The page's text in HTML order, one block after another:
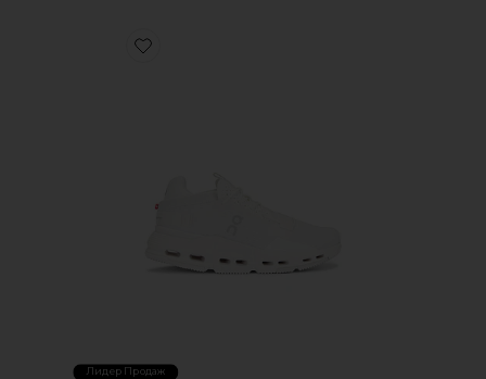
Favorite КРОССОВКИ CLOUDNOVA 2
Лидер Продаж